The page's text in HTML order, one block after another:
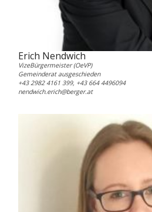
Erich Nendwich
VizeBürgermeister (OeVP)
Gemeinderat ausgeschieden
+43 2982 4161 399, +43 664 4496094
nendwich.erich@berger.at